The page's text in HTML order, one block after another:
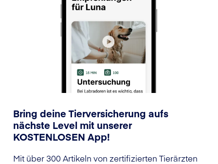
Bring deine Tierversicherung aufs
nächste Level mit unserer
KOSTENLOSEN App!
Mit über 300 Artikeln von zertifizierten Tierärzten